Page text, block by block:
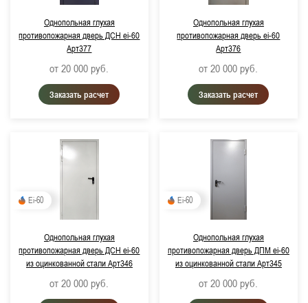
Примерный срок поставки:
RAL 7035, Светло-серый
RAL 9016, Транспортный белый
RAL 9007, Серо-алюминиевый (металлик)
RAL 7024, Графитово-серый
RAL 8017, Шоколадно-коричневый
RAL 5005, Сигнальный синий
Однопольная глухая
противопожарная дверь ДСН ei-60
Арт377
от 20 000 руб.
Заказать расчет
Однопольная глухая
противопожарная дверь ei-60
Арт376
от 20 000 руб.
Заказать расчет
Ei-60
Однопольная глухая
противопожарная дверь ДСН ei-60
из оцинкованной стали Арт346
от 20 000 руб.
Ei-60
Однопольная глухая
противопожарная дверь ДПМ ei-60
из оцинкованной стали Арт345
от 20 000 руб.